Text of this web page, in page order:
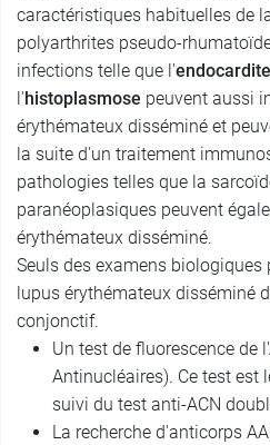
caractéristiques habituelles de
polyarthrites pseudo-
infections telle que l'
l'histoplasmose peuvent aussi
érythémateux disséminé et
la suite d'un traitement
pathologies telles que la
paranéoplasiques peuvent
érythémateux disséminé.
Seuls des examens biologiques
lupus érythémateux disséminé
conjonctif.
Un test de fluorescence de
Antinucléaires). Ce test est
suivi du test anti-ACN
La recherche d'anticorps